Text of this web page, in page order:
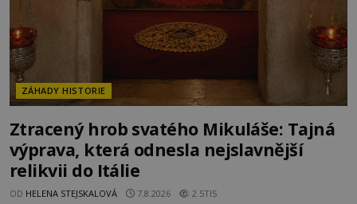
ZÁHADY HISTORIE
Ztracený hrob svatého Mikuláše: Tajná
výprava, která odnesla nejslavnější
relikvii do Itálie
OD HELENA STEJSKALOVÁ 7.8.2026 2.5TIS